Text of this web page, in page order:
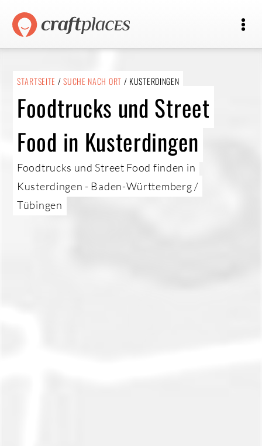
STARTSEITE /SUCHE NACH ORT / KUSTERDINGEN
Foodtrucks und Street
Food in Kusterdingen
Foodtrucks und Street Food finden in
Kusterdingen - Baden-Württemberg /
Tübingen